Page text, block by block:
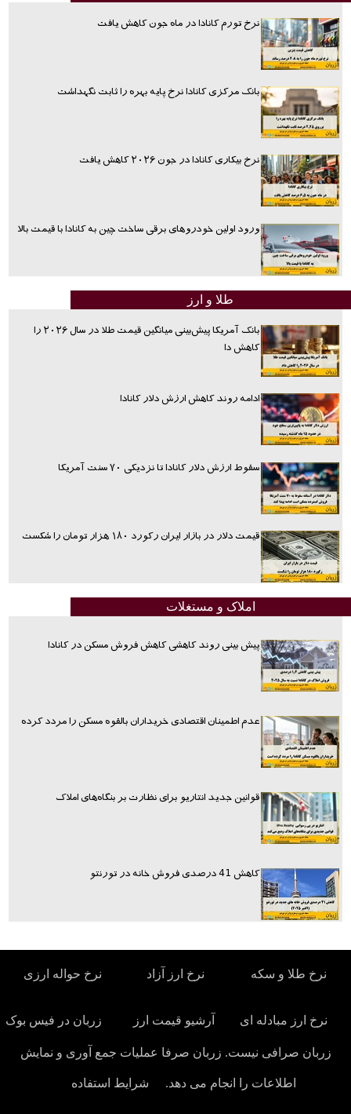
نرخ تورم کانادا در ماه جون کاهش یافت
بانک مرکزی کانادا نرخ پایه بهره را ثابت نگهداشت
نرخ بیکاری کانادا در جون ۲۰۲۶ کاهش یافت
ورود اولین خودروهای برقی ساخت چین به کانادا با قیمت بالا
طلا و ارز
بانک آمریکا پیش‌بینی میانگین قیمت طلا در سال ۲۰۲۶ را
کاهش دا
ادامه روند کاهش ارزش دلار کانادا
سقوط ارزش دلار کانادا تا نزدیکی ۷۰ سنت آمریکا
قیمت دلار در بازار ایران رکورد ۱۸۰ هزار تومان را شکست
املاک و مستغلات
پیش بینی روند کاهشی کاهش فروش مسکن در کانادا
عدم اطمینان اقتصادی خریداران بالقوه مسکن را مردد کرده
قوانین جدید انتاریو برای نظارت بر بنگاه‌های املاک
کاهش 41 درصدی فروش خانه در تورنتو
نرخ طلا و سکه نرخ ارز آزاد نرخ حواله ارزی
نرخ ارز مبادله ای آرشیو قیمت ارز زربان در فیس بوک
زربان صرافی نیست. زربان صرفا عملیات جمع آوری و نمایش
اطلاعات را انجام می دهد. شرایط استفاده